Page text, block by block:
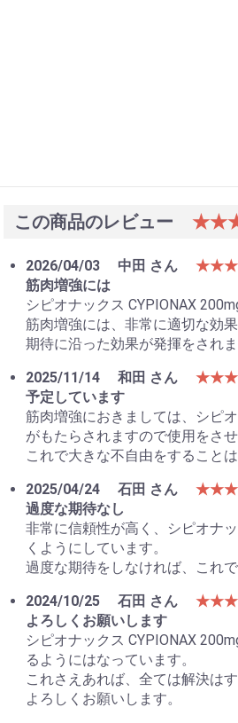
お買い物を続ける
この商品のレビュー
2026/04/03 中田 さん
筋肉増強には
シピオナックス CYPIONAX
筋肉増強には、非常に適切な効
期待に沿った効果が発揮をされ
2025/11/14
和田 さん
予定しています
筋肉増強におきましては、シピ
がもたらされますので使用をさ
これで大きな不自由をすること
2025/04/24
石田 さん
過度な期待なし
非常に信頼性が高く、シピオナ
くようにしています。
過度な期待をしなければ、これ
2024/10/25
石田 さん
よろしくお願いします
シピオナックス CYPIONAX
るようにはなっています。
これさえあれば、全ては解決は
よろしくお願いします。